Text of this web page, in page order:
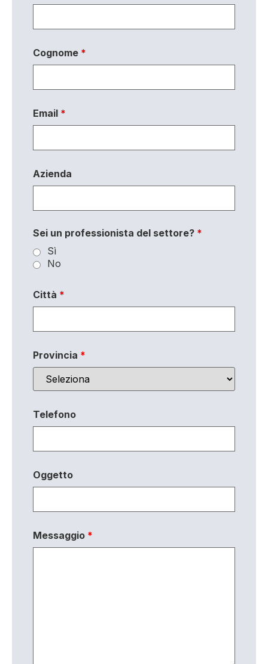
Cognome *
Email *
Azienda
Sei un professionista del settore? *
Sì
No
Città *
Provincia *
Telefono
Oggetto
Messaggio *